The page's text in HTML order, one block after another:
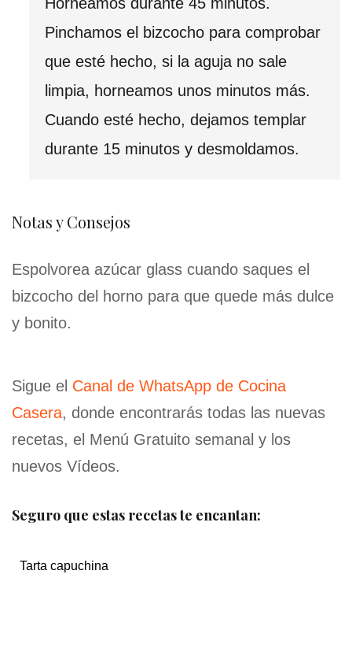
Pinchamos el bizcocho para comprobar
que esté hecho, si la aguja no sale
limpia, horneamos unos minutos más.
Cuando esté hecho, dejamos templar
durante 15 minutos y desmoldamos.
Notas y Consejos
Espolvorea azúcar glass cuando saques el
bizcocho del horno para que quede más dulce
y bonito.
Sigue el Canal de WhatsApp de Cocina
Casera, donde encontrarás todas las nuevas
recetas, el Menú Gratuito semanal y los
nuevos Vídeos.
Seguro que estas recetas te encantan:
Tarta capuchina